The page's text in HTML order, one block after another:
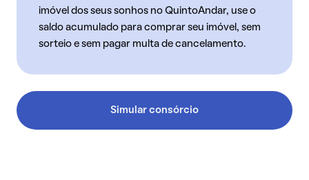
imóvel dos seus sonhos no QuintoAndar, use o
saldo acumulado para comprar seu imóvel, sem
sorteio e sem pagar multa de cancelamento.
Simular consórcio